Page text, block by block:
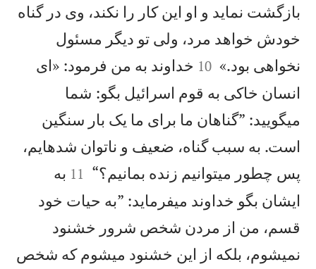
بازگشت نمايد و او اين كار را نكند، وی در گناه
خودش خواهد مرد، ولی تو ديگر مسئول
نخواهی بود.»

10 خداوند به من فرمود: «ای
انسان خاكی به قوم اسرائيل بگو: شما
میگوييد: ”گناهان ما برای ما يک بار سنگين
است. به سبب گناه، ضعيف و ناتوان شدهايم،
پس چطور میتوانيم زنده بمانيم؟“ 

11 به
ايشان بگو خداوند میفرمايد: ”به حيات خود
قسم، من از مردن شخص شرور خشنود
نمیشوم، بلكه از اين خشنود میشوم كه شخص